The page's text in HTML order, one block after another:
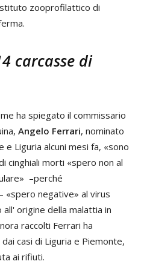
zooprofilattico di
carcasse di
ha spiegato il commissario
Angelo Ferrari, nominato
Liguria alcuni mesi fa, «sono
cinghiali morti «spero non al
–perché
«spero negative» al virus
origine della malattia in
raccolti Ferrari ha
casi di Liguria e Piemonte,
ai rifiuti.